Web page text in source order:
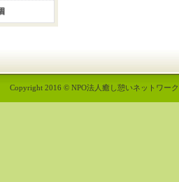
Copyright 2016 © NPO法人癒し憩いネットワー